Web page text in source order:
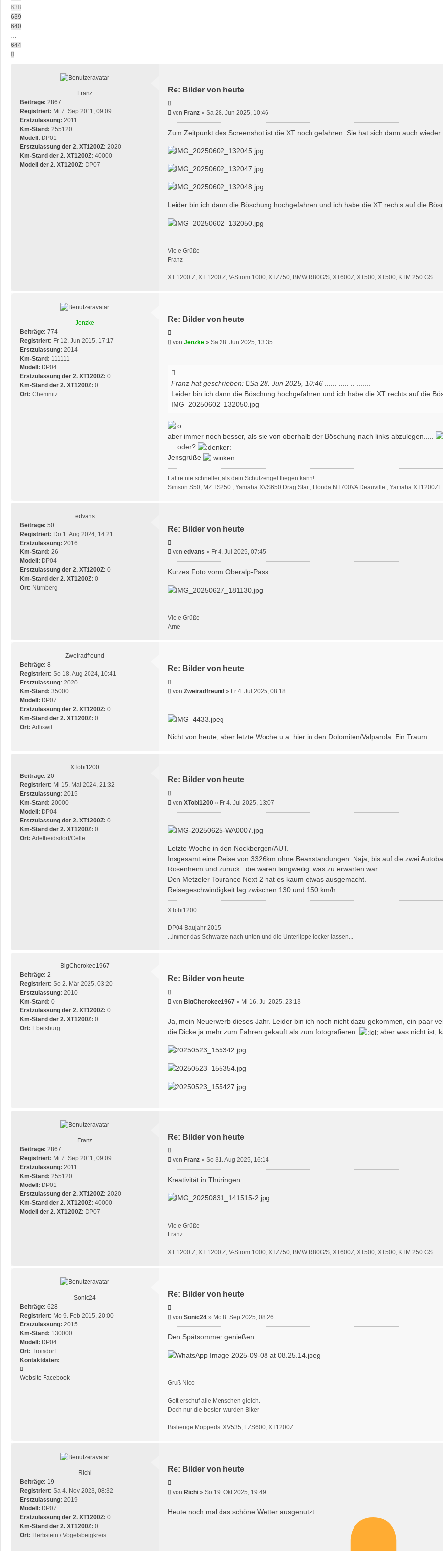
638
639
640
…
644
Franz
Beiträge: 2867
Registriert: Mi 7. Sep 2011, 09:09
Erstzulassung: 2011
Km-Stand: 255120
Modell: DP01
Erstzulassung der 2. XT1200Z: 2020
Km-Stand der 2. XT1200Z: 40000
Modell der 2. XT1200Z: DP07
Re: Bilder von heute
Beitrag
von Franz » Sa 28. Jun 2025, 10:46
Zum Zeitpunkt des Screenshot ist die XT noch gefahren. Sie hat sich dann auch wieder
Leider bin ich dann die Böschung hochgefahren und ich habe die XT rechts auf die
Viele Grüße
Franz
XT 1200 Z, XT 1200 Z, V-Strom 1000, XTZ750, BMW R80G/S, XT600Z, XT500, XT500, KTM 250 GS
Jenzke
Beiträge: 774
Registriert: Fr 12. Jun 2015, 17:17
Erstzulassung: 2014
Km-Stand: 111111
Modell: DP04
Erstzulassung der 2. XT1200Z: 0
Km-Stand der 2. XT1200Z: 0
Ort: Chemnitz
Re: Bilder von heute
Beitrag
von Jenzke » Sa 28. Jun 2025, 13:35
Franz hat geschrieben: Sa 28. Jun 2025, 10:46
Leider bin ich dann die Böschung hochgefahren und ich habe die XT rechts auf die
IMG_20250602_132050.jpg
aber immer noch besser, als sie von oberhalb der Böschung nach links abzulegen.....
.....oder?
Jensgrüße
Fahre nie schneller, als dein Schutzengel fliegen kann!
Simson S50; MZ TS250 ; Yamaha XVS650 Drag Star ; Honda NT700VA Deauville ; Yamaha XT1200ZE
edvans
Beiträge: 50
Registriert: Do 1. Aug 2024, 14:21
Erstzulassung: 2016
Km-Stand: 26
Modell: DP04
Erstzulassung der 2. XT1200Z: 0
Km-Stand der 2. XT1200Z: 0
Ort: Nürnberg
Re: Bilder von heute
Beitrag
von edvans » Fr 4. Jul 2025, 07:45
Kurzes Foto vorm Oberalp-Pass
Viele Grüße
Arne
Zweiradfreund
Beiträge: 8
Registriert: So 18. Aug 2024, 10:41
Erstzulassung: 2020
Km-Stand: 35000
Modell: DP07
Erstzulassung der 2. XT1200Z: 0
Km-Stand der 2. XT1200Z: 0
Ort: Adliswil
Re: Bilder von heute
Beitrag
von Zweiradfreund » Fr 4. Jul 2025, 08:18
Nicht von heute, aber letzte Woche u.a. hier in den Dolomiten/Valparola. Ein Traum…
XTobi1200
Beiträge: 20
Registriert: Mi 15. Mai 2024, 21:32
Erstzulassung: 2015
Km-Stand: 20000
Modell: DP04
Erstzulassung der 2. XT1200Z: 0
Km-Stand der 2. XT1200Z: 0
Ort: Adelheidsdorf/Celle
Re: Bilder von heute
Beitrag
von XTobi1200 » Fr 4. Jul 2025, 13:07
Letzte Woche in den Nockbergen/AUT.
Insgesamt eine Reise von 3326km ohne Beanstandungen. Naja, bis auf die zwei
Rosenheim und zurück...die waren langweilig, was zu erwarten war.
Den Metzeler Tourance Next 2 hat es kaum etwas ausgemacht.
Reisegeschwindigkeit lag zwischen 130 und 150 km/h.
XTobi1200
DP04 Baujahr 2015
...immer das Schwarze nach unten und die Unterlippe locker lassen...
BigCherokee1967
Beiträge: 2
Registriert: So 2. Mär 2025, 03:20
Erstzulassung: 2010
Km-Stand: 0
Erstzulassung der 2. XT1200Z: 0
Km-Stand der 2. XT1200Z: 0
Ort: Ebersburg
Re: Bilder von heute
Beitrag
von BigCherokee1967 » Mi 16. Jul 2025, 23:13
Ja, mein Neuerwerb dieses Jahr. Leider bin ich noch nicht dazu gekommen, ein paar
die Dicke ja mehr zum Fahren gekauft als zum fotografieren.
aber was nicht ist,
Franz
Beiträge: 2867
Registriert: Mi 7. Sep 2011, 09:09
Erstzulassung: 2011
Km-Stand: 255120
Modell: DP01
Erstzulassung der 2. XT1200Z: 2020
Km-Stand der 2. XT1200Z: 40000
Modell der 2. XT1200Z: DP07
Re: Bilder von heute
Beitrag
von Franz » So 31. Aug 2025, 16:14
Kreativität in Thüringen
Viele Grüße
Franz
XT 1200 Z, XT 1200 Z, V-Strom 1000, XTZ750, BMW R80G/S, XT600Z, XT500, XT500, KTM 250 GS
Sonic24
Beiträge: 628
Registriert: Mo 9. Feb 2015, 20:00
Erstzulassung: 2015
Km-Stand: 130000
Modell: DP04
Ort: Troisdorf
Kontaktdaten:
von
Website Facebook
Re: Bilder von heute
Beitrag
von Sonic24 » Mo 8. Sep 2025, 08:26
Den Spätsommer genießen
Gruß Nico
Gott erschuf alle Menschen gleich.
Doch nur die besten wurden Biker
Bisherige Moppeds: XV535, FZS600, XT1200Z
Richi
Beiträge: 19
Registriert: Sa 4. Nov 2023, 08:32
Erstzulassung: 2019
Modell: DP07
Erstzulassung der 2. XT1200Z: 0
Km-Stand der 2. XT1200Z: 0
Ort: Herbstein / Vogelsbergkreis
Re: Bilder von heute
Beitrag
von Richi » So 19. Okt 2025, 19:49
Heute noch mal das schöne Wetter ausgenutzt